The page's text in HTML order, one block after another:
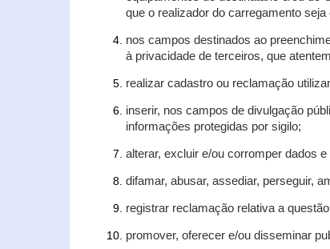
que o realizador do carregamento
nos campos destinados ao
à privacidade de terceiros, que
realizar cadastro ou reclamação
inserir, nos campos de divulgação
informações protegidas por sigilo;
alterar, excluir e/ou corromper dados
difamar, abusar, assediar, perseguir,
registrar reclamação relativa a
promover, oferecer e/ou disseminar